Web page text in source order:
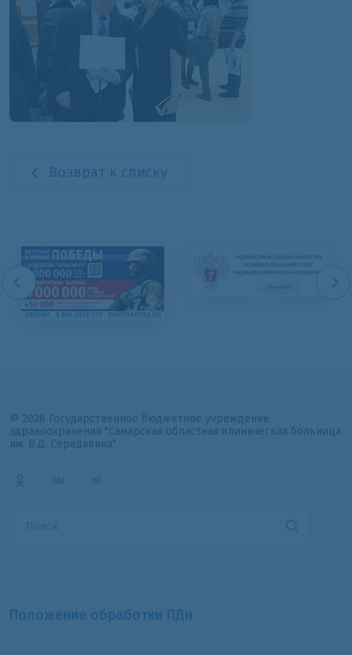
Возврат к списку
© 2026 Государственное бюджетное учреждение
здравоохранения "Самарская областная клиническая больница
им. В.Д. Середавина"
Положение обработки ПДн